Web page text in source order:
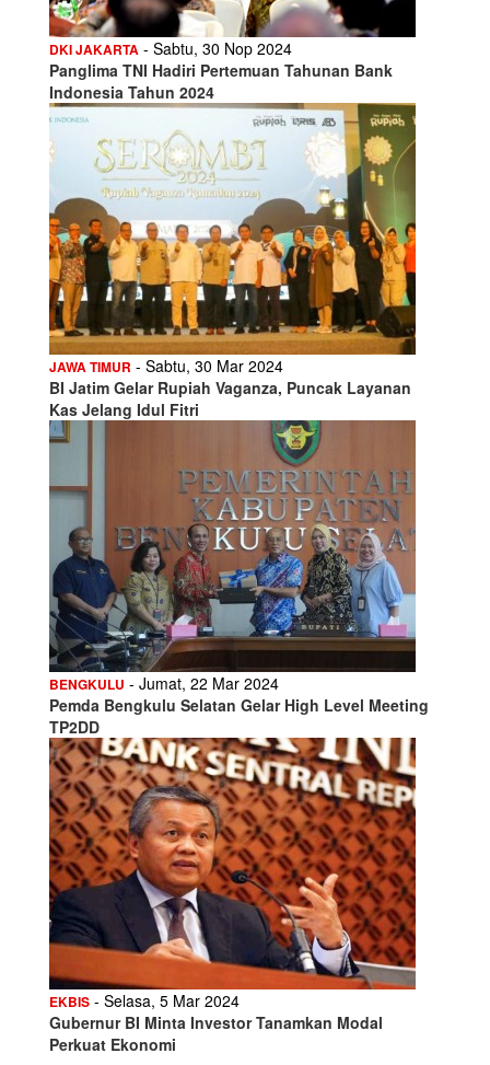
DKI JAKARTA - Sabtu, 30 Nop 2024
Panglima TNI Hadiri Pertemuan Tahunan Bank
Indonesia Tahun 2024
JAWA TIMUR - Sabtu, 30 Mar 2024
BI Jatim Gelar Rupiah Vaganza, Puncak Layanan
Kas Jelang Idul Fitri
BENGKULU - Jumat, 22 Mar 2024
Pemda Bengkulu Selatan Gelar High Level Meeting
TP2DD
EKBIS - Selasa, 5 Mar 2024
Gubernur BI Minta Investor Tanamkan Modal
Perkuat Ekonomi